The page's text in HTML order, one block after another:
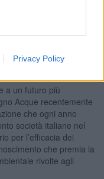
Privacy Policy
La Tartaruga
lo spettacolo “H2Ops!”
coinvolgente sui
per la sostenibilità. La
cui viene accolto ogni
siano sensibili ai
a un futuro più
Acque recentemente
che ogni anno
società italiane nel
per l’efficacia dei
che premia la
rivolte agli